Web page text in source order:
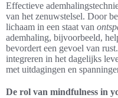
Effectieve
van het zenuwstelsel. Door
lichaam in een staat van
ademhaling, bijvoorbeeld,
bevordert een gevoel van
integreren in het dagelijks
met uitdagingen en
De rol van mindfulness in